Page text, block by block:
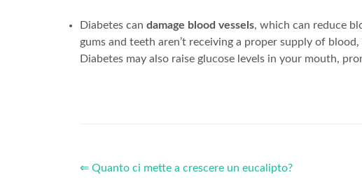
Diabetes can damage blood vessels, which can reduce
gums and teeth aren’t receiving a proper supply of
Diabetes may also raise glucose levels in your mouth,
⇐ Quanto ci mette a crescere un eucalipto?